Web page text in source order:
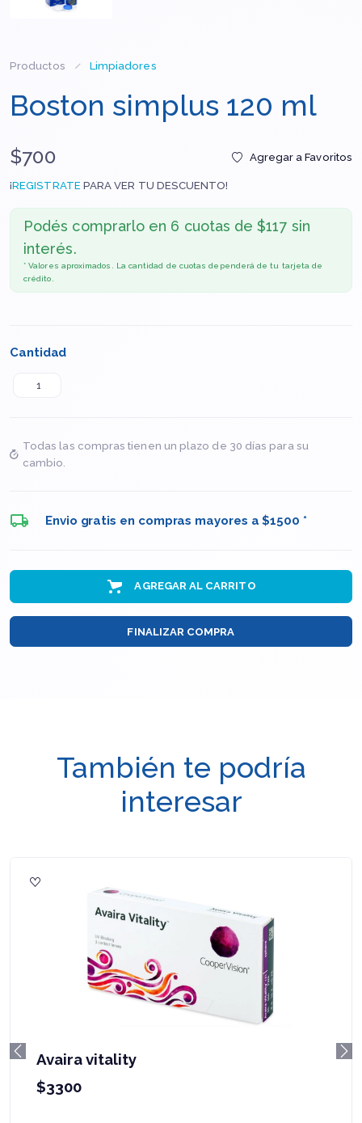
Productos Limpiadores
Boston simplus 120 ml
$700 Agregar a Favoritos
¡REGISTRATEPARA VER TU DESCUENTO!
Podés comprarlo en 6 cuotas de $117 sin
interés.
* Valores aproximados. La cantidad de cuotas dependerá de tu tarjeta de
crédito.
Cantidad
Todas las compras tienen un plazo de 30 días para su
cambio.
Envio gratis en compras mayores a $1500 *
AGREGAR AL CARRITO
FINALIZAR COMPRA
También te podría
interesar
Avaira vitality
$3300
Previous